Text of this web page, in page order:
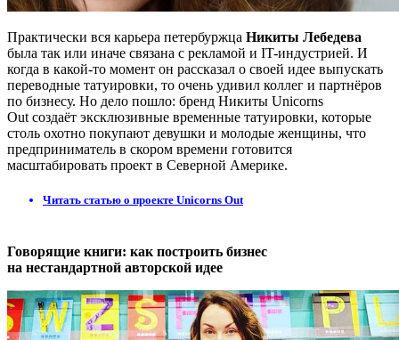
Практически вся карьера петербуржца Никиты Лебедева
была так или иначе связана с рекламой и IT-индустрией. И
когда в какой-то момент он рассказал о своей идее выпускать
переводные татуировки, то очень удивил коллег и партнёров
по бизнесу. Но дело пошло: бренд Никиты Unicorns
Out создаёт эксклюзивные временные татуировки, которые
столь охотно покупают девушки и молодые женщины, что
предприниматель в скором времени готовится
масштабировать проект в Северной Америке.
Читать статью о проекте Unicorns Out
Говорящие книги: как построить бизнес
на нестандартной авторской идее